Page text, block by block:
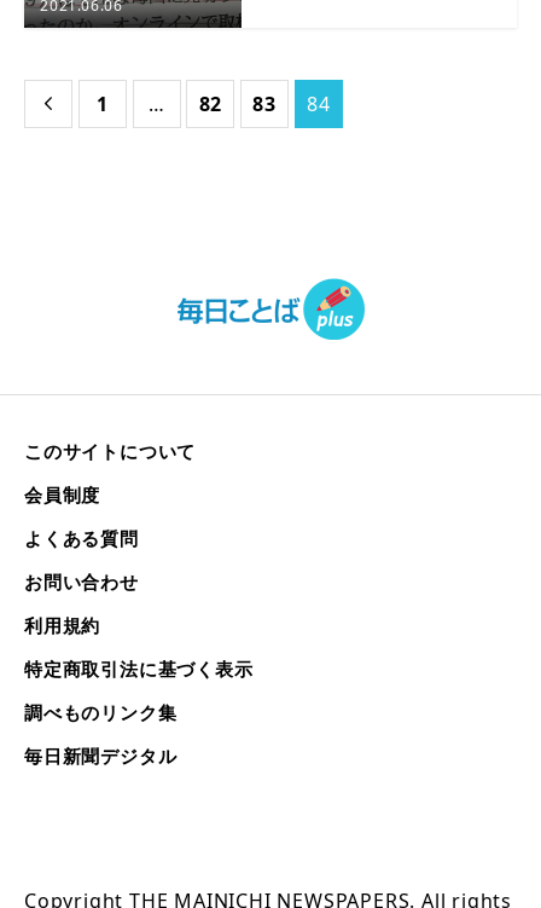
2021.06.06
 1 … 82 83 84
このサイトについて
会員制度
よくある質問
お問い合わせ
利用規約
特定商取引法に基づく表示
調べものリンク集
毎日新聞デジタル
Copyright THE MAINICHI NEWSPAPERS. All rights